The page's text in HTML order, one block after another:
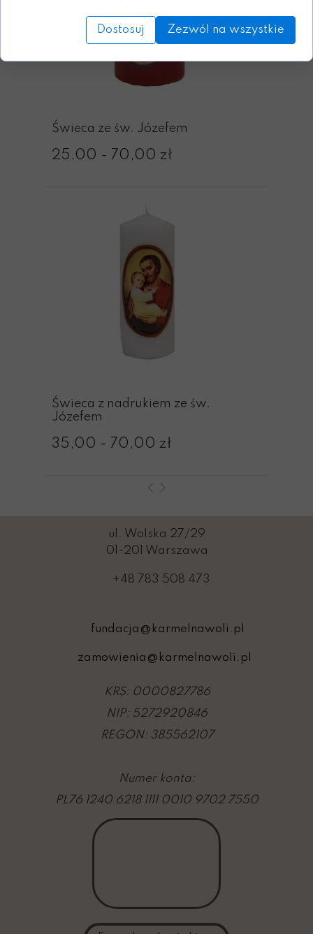
Świeca ze św. Józefem
25,00 - 70,00 zł
Świeca z nadrukiem ze św.
Józefem
35,00 - 70,00 zł
+48 783 508 473
zamowienia@karmelnawoli.pl
fundacja@karmelnawoli.pl
ul. Wolska 27/29
01-201 Warszawa
KRS: 0000827786
NIP: 5272920846
REGON: 385562107
Numer konta:
PL76 1240 6218 1111 0010 9702 7550
Dostosuj Zezwól na wszystkie